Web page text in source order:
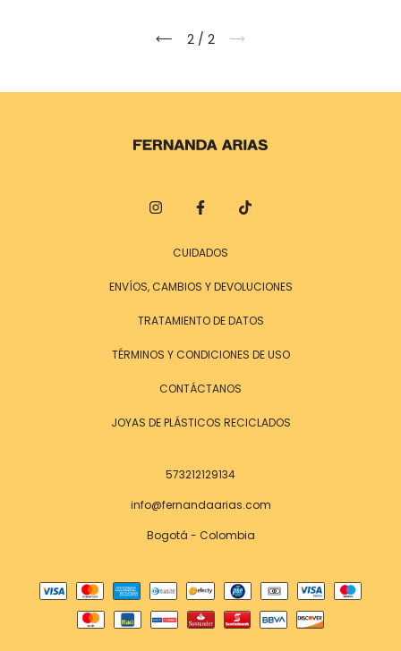
2 / 2
CUIDADOS
ENVÍOS, CAMBIOS Y DEVOLUCIONES
TRATAMIENTO DE DATOS
TÉRMINOS Y CONDICIONES DE USO
CONTÁCTANOS
JOYAS DE PLÁSTICOS RECICLADOS
573212129134
info@fernandaarias.com
Bogotá - Colombia